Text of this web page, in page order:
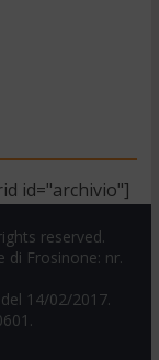
id="archivio"]
reserved.
di Frosinone: nr.
14/02/2017.